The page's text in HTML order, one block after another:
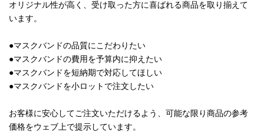
オリジナル性が高く、受け取った方に喜ばれる商品を取り揃えて
います。
●マスクバンドの品質にこだわりたい
●マスクバンドの費用を予算内に抑えたい
●マスクバンドを短納期で対応してほしい
●マスクバンドを小ロットで注文したい
お客様に安心してご注文いただけるよう、可能な限り商品の参考
価格をウェブ上で提示しています。